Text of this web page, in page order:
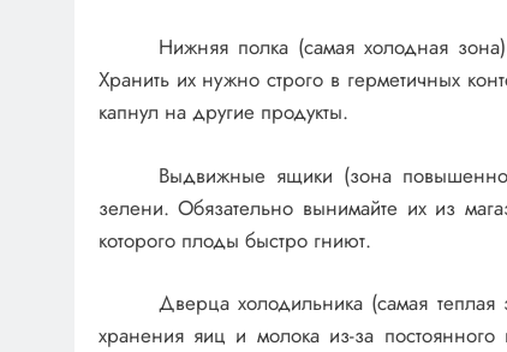
Нижняя полка (самая холодная
Хранить их нужно строго в герметичных
капнул на другие продукты.
Выдвижные ящики (зона
зелени. Обязательно вынимайте их из
которого плоды быстро гниют.
Дверца холодильника (самая
хранения яиц и молока из-за